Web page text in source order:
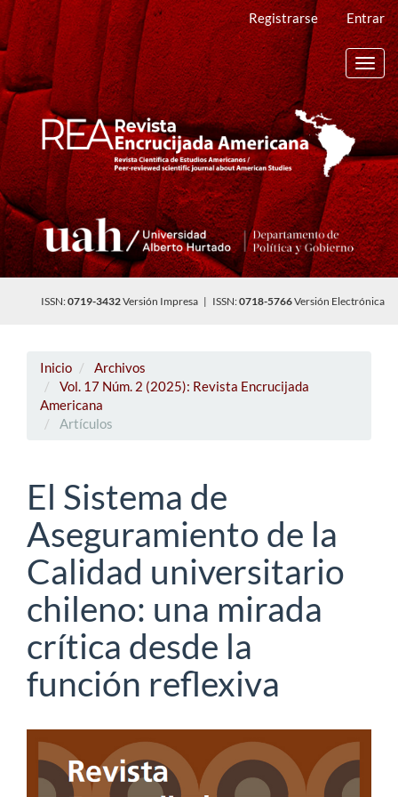
Navegación
principal
Contenido
principal
Barra
lateral
Registrarse Entrar
ISSN:0719-3432Versión Impresa | ISSN:0718-5766Versión Electrónica
Inicio
Archivos
Vol. 17 Núm. 2 (2025): Revista Encrucijada
Americana
Artículos
El Sistema de
Aseguramiento de la
Calidad universitario
chileno: una mirada
crítica desde la
función reflexiva
Barra
lateral